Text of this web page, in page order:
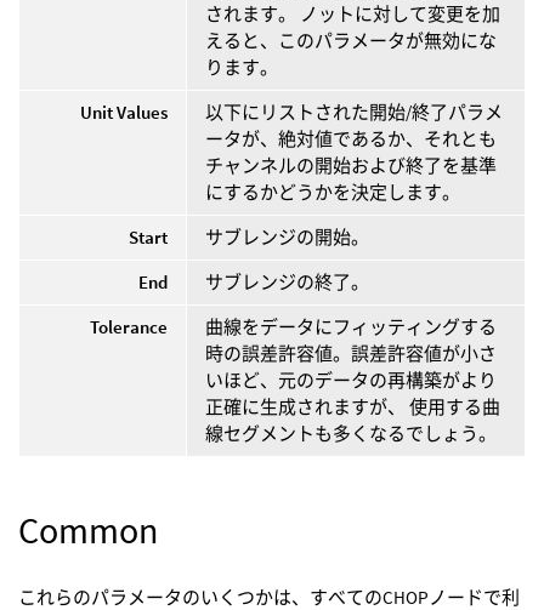
されます。 ノットに対して変更を加
えると、このパラメータが無効にな
ります。
Unit Values
以下にリストされた開始/終了パラメ
ータが、絶対値であるか、それとも
チャンネルの開始および終了を基準
にするかどうかを決定します。
Start
サブレンジの開始。
End
サブレンジの終了。
Tolerance
曲線をデータにフィッティングする
時の誤差許容値。誤差許容値が小さ
いほど、元のデータの再構築がより
正確に生成されますが、 使用する曲
線セグメントも多くなるでしょう。
Common
これらのパラメータのいくつかは、すべてのCHOPノードで利